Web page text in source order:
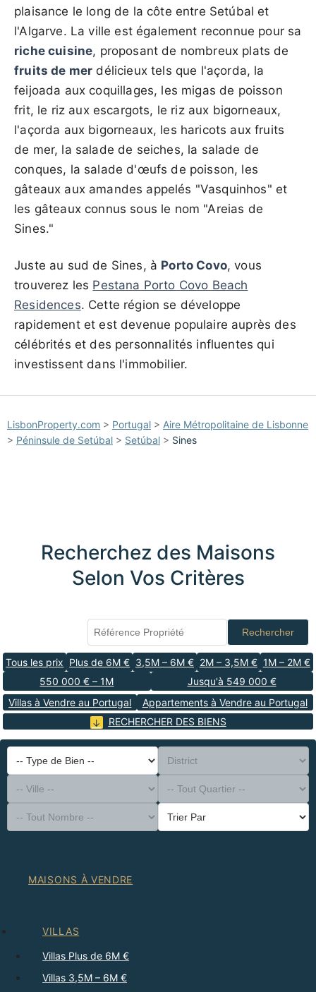
plaisance le long de la côte entre Setúbal et
l'Algarve. La ville est également reconnue pour sa
riche cuisine, proposant de nombreux plats de
fruits de mer délicieux tels que l'açorda, la
feijoada aux coquillages, les migas de poisson
frit, le riz aux escargots, le riz aux bigorneaux,
l'açorda aux bigorneaux, les haricots aux fruits
de mer, la salade de seiches, la salade de
conques, la salade d'œufs de poisson, les
gâteaux aux amandes appelés "Vasquinhos" et
les gâteaux connus sous le nom "Areias de
Sines."
Juste au sud de Sines, à Porto Covo, vous
trouverez les Pestana Porto Covo Beach
Residences. Cette région se développe
rapidement et est devenue populaire auprès des
célébrités et des personnalités influentes qui
investissent dans l'immobilier.
LisbonProperty.com > Portugal > Aire Métropolitaine de Lisbonne
> Péninsule de Setúbal > Setúbal > Sines
Recherchez des Maisons
Selon Vos Critères
Rechercher
Tous les prix Plus de 6M € 3,5M – 6M € 2M – 3,5M € 1M – 2M €
550 000 € – 1M
Jusqu'à 549 000 €
Villas à Vendre au Portugal
Appartements à Vendre au Portugal
RECHERCHER DES BIENS
-- Type de Bien --
District
-- Ville --
-- Tout Quartier --
-- Tout Nombre --
Trier Par
MAISONS À VENDRE
VILLAS
Villas Plus de 6M €
Villas 3,5M – 6M €